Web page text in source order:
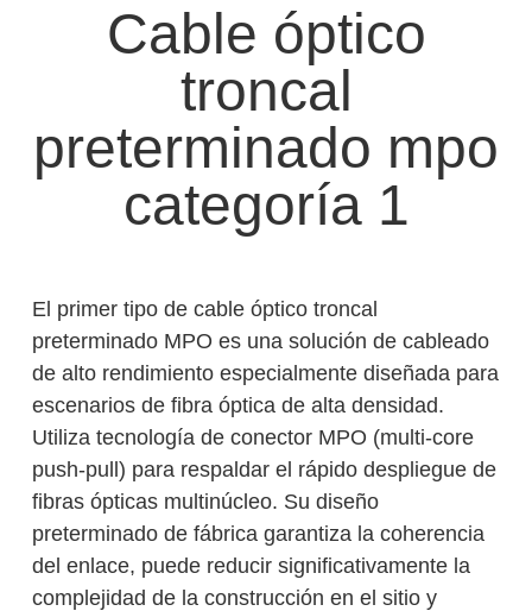
Cable óptico
troncal
preterminado mpo
categoría 1
El primer tipo de cable óptico troncal
preterminado MPO es una solución de cableado
de alto rendimiento especialmente diseñada para
escenarios de fibra óptica de alta densidad.
Utiliza tecnología de conector MPO (multi-core
push-pull) para respaldar el rápido despliegue de
fibras ópticas multinúcleo. Su diseño
preterminado de fábrica garantiza la coherencia
del enlace, puede reducir significativamente la
complejidad de la construcción en el sitio y